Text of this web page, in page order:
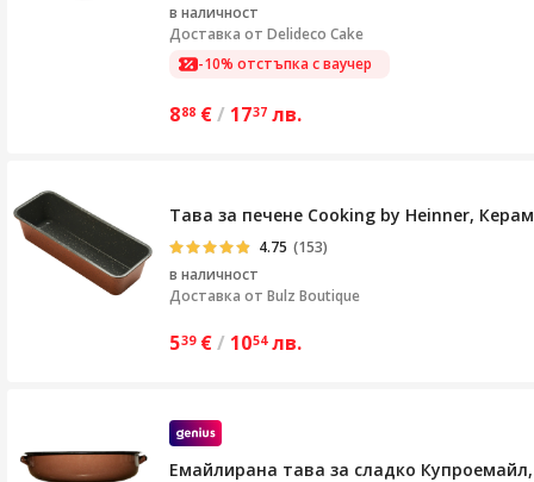
в наличност
Доставка от Delideco Cake
-10% отстъпка с ваучер
888 €/ 1737 лв.
Тава за печене Cooking by Heinner,
4.75 (153)
в наличност
Доставка от Bulz Boutique
539 €/ 1054 лв.
Емайлирана тава за сладко